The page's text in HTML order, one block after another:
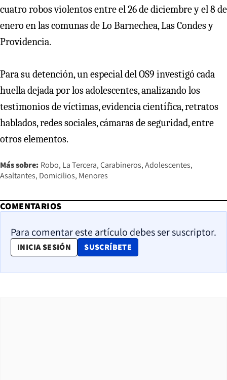
cuatro robos violentos entre el 26 de diciembre y el 8 de
enero en las comunas de Lo Barnechea, Las Condes y
Providencia.
Para su detención, un especial del OS9 investigó cada
huella dejada por los adolescentes, analizando los
testimonios de víctimas, evidencia científica, retratos
hablados, redes sociales, cámaras de seguridad, entre
otros elementos.
Más sobre: Robo La Tercera Carabineros Adolescentes
Asaltantes Domicilios Menores
COMENTARIOS
Para comentar este artículo debes ser suscriptor.
INICIA SESIÓN SUSCRÍBETE
OPENS IN NEW WINDOW